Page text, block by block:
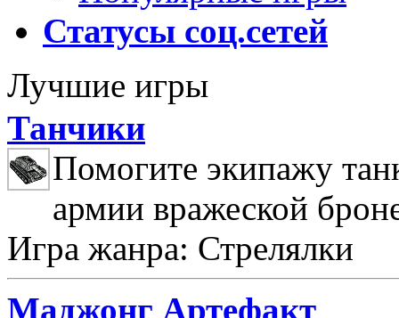
Статусы соц.сетей
Лучшие игры
Танчики
Помогите экипажу
армии вражеской
Игра жанра: Стрелялки
Маджонг Артефакт